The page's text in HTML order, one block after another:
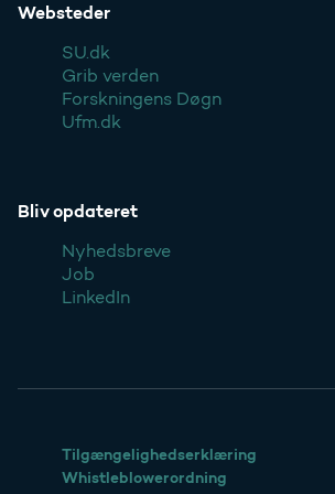
Websteder
SU.dk
Grib verden
Forskningens Døgn
Ufm.dk
Bliv opdateret
Nyhedsbreve
Job
LinkedIn
Tilgængelighedserklæring
Whistleblowerordning